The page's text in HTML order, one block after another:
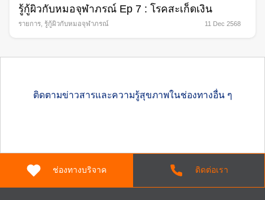
รู้กู้ผิวกับหมอจุฬาภรณ์ Ep 7 : โรคสะเก็ดเงิน
รายการ รู้กู้ผิวกับหมอจุฬาภรณ์ 11 Dec 2568
ติดตามข่าวสารและความรู้สุขภาพในช่องทางอื่น ๆ
ช่องทางบริจาค ติดต่อเรา